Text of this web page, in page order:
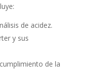
de acidez.
y sus
de la